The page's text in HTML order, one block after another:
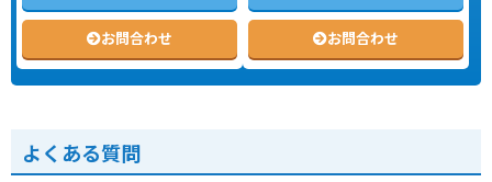
お問合わせ お問合わせ
よくある質問